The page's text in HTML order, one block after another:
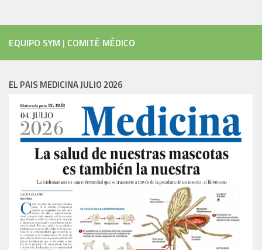
EQUIPO SYM | COMITÉ MÉDICO
EL PAIS MEDICINA JULIO 2026